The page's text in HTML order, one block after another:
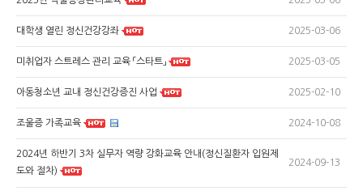
대학생 열린 정신건강강좌 2025-03-06
미취업자 스트레스 관리 교육 「스타트」 2025-03-05
아동청소년 교내 정신건강증진 사업 2025-02-10
조울증 가족교육 2024-10-08
2024년 하반기 3차 실무자 역량 강화교육 안내(정신질환자 입원제
도와 절차)
2024-09-13